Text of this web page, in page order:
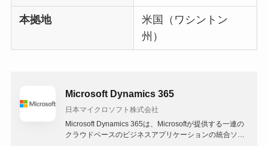
本拠地
米国（ワシントン
州）
Microsoft Dynamics 365
日本マイクロソフト株式会社
Microsoft Dynamics 365は、Microsoftが提供する一連の
クラウドベースのビジネスアプリケーションの統合ソリ